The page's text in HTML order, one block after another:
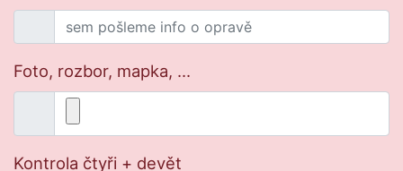
Foto, rozbor, mapka, ...
Kontrola čtyři + devět